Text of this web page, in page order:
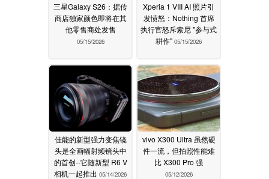
三星Galaxy S26：据传
商店独家颜色即将在其
他零售商处发售
05/15/2026
Xperia 1 VIII AI 照片引
发愤怒：Nothing 首席
执行官怒斥索尼 "参与式
耕作" 05/15/2026
佳能的新型强力变焦镜
头是全画幅射频镜头中
的首创--它随新型 R6 V
相机一起推出 05/14/2026
vivo X300 Ultra 虽然硬
件一流，但拍照性能难
比 X300 Pro 强
05/12/2026